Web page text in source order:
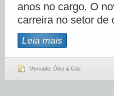
anos no cargo. O
carreira no setor
Leia mais
Mercado Óleo & Gás